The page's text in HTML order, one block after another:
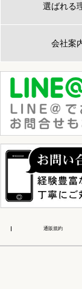
選ばれる
会社案
通販規約